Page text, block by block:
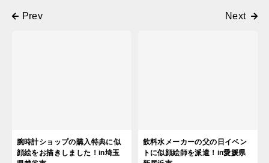
腕時計ショップの購入特典に似
顔絵をお描きしました！in埼玉
飲料水メーカーの父の日イベン
トに似顔絵師を派遣！in愛媛県